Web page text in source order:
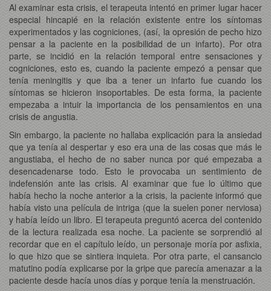
Al examinar esta crisis, el terapeuta intentó en primer lugar hacer
especial hincapié en la relación existente entre los síntomas
experimentados y las cogniciones, (así, la opresión de pecho hizo
pensar a la paciente en la posibilidad de un infarto). Por otra
parte, se incidió en la relación temporal entre sensaciones y
cogniciones, esto es, cuando la paciente empezó a pensar que
tenía meningitis y que iba a tener un infarto fue cuando los
síntomas se hicieron insoportables. De esta forma, la paciente
empezaba a intuir la importancia de los pensamientos en una
crisis de angustia.
Sin embargo, la paciente no hallaba explicación para la ansiedad
que ya tenía al despertar y eso era una de las cosas que más le
angustiaba, el hecho de no saber nunca por qué empezaba a
desencadenarse todo. Esto le provocaba un sentimiento de
indefensión ante las crisis. Al examinar que fue lo último que
había hecho la noche anterior a la crisis, la paciente informó que
había visto una película de intriga (que la suelen poner nerviosa)
y había leído un libro. El terapeuta preguntó acerca del contenido
de la lectura realizada esa noche. La paciente se sorprendió al
recordar que en el capítulo leído, un personaje moría por asfixia,
lo que hizo que se sintiera inquieta. Por otra parte, el cansancio
matutino podía explicarse por la gripe que parecía amenazar a la
paciente desde hacía unos días y porque tenía la menstruación.